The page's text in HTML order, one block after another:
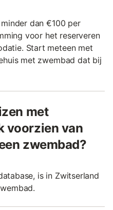
dan €100 per
voor het reserveren
Start meteen met
met zwembad dat bij
met
voorzien van
zwembad?
is in Zwitserland